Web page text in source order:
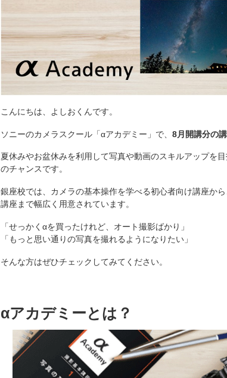
こんにちは、よしおくんです。
ソニーのカメラスクール「αアカデミー」で、 8月開講分の
夏休みやお盆休みを利用して写真や動画のスキルアップを
のチャンスです。
銀座校では、カメラの基本操作を学べる初心者向け講座か
講座まで幅広く用意されています。
「せっかくαを買ったけれど、オート撮影ばかり」
「もっと思い通りの写真を撮れるようになりたい」
そんな方はぜひチェックしてみてください。
αアカデミーとは？